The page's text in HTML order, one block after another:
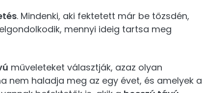
. Mindenki, aki fektetett már be tőzsdén,
mennyi ideig tartsa meg
műveleteket választják, azaz olyan
nem haladja meg az egy évet, és amelyek a